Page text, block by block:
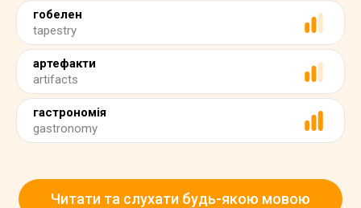
гобелен
tapestry
артефакти
artifacts
гастрономія
gastronomy
Читати та слухати будь-якою мовою